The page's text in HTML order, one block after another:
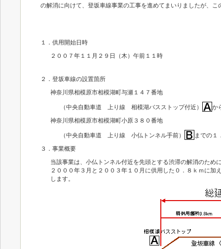
の解消に向けて、登坂車線事業の工事を進めてまいりましたが、
１．供用開始日時
２００７年１１月２９日（木）午前１１時
２．登坂車線の設置箇所
神奈川県相模原市相模湖町与瀬１４７番地
（中央自動車道 上り線 相模湖バスストップ付近）
か
神奈川県相模原市相模湖町小原３８０番地
（中央自動車道 上り線 小仏トンネル手前）
までの１
３．事業概要
当該事業は、小仏トンネル付近を先頭とする渋滞の解消のため
２０００年３月と２００３年１０月に供用した０．８ｋｍに
します。